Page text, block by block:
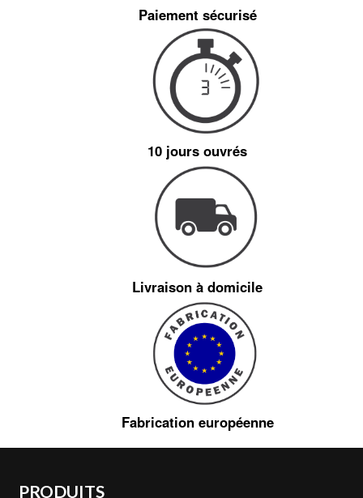
Paiement sécurisé
10 jours ouvrés
Livraison à domicile
Fabrication européenne
PRODUITS